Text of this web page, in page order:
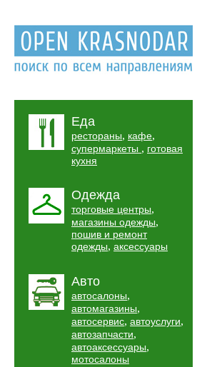
Еда
рестораны, кафе,
супермаркеты , готовая
кухня
Одежда
торговые центры,
магазины одежды,
пошив и ремонт
одежды, аксессуары
Авто
автосалоны,
автомагазины,
автосервис, автоуслуги,
автозапчасти,
автоаксессуары,
мотосалоны